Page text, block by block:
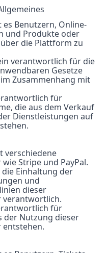
Benutzern, Online-
und Produkte oder
die Plattform zu
verantwortlich für die
Gesetze
Zusammenhang mit
für
die aus dem Verkauf
Dienstleistungen auf
verschiedene
Stripe und PayPal.
Einhaltung der
und
dieser
verantwortlich.
für
der Nutzung dieser
entstehen.